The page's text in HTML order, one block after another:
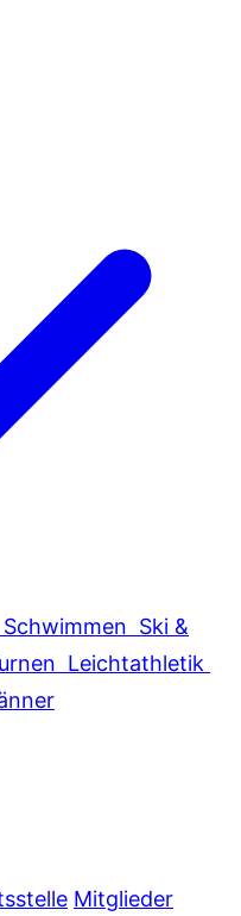
Schwimmen Ski &
Leichtathletik
Mitglieder